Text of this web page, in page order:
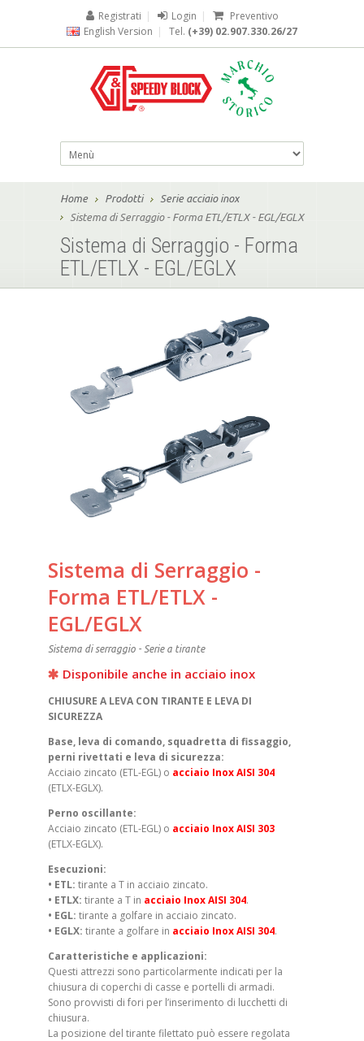
Registrati | Login |
Preventivo
English Version | Tel. (+39) 02.907.330.26/27
Home Prodotti
Serie acciaio inox
Sistema di Serraggio - Forma ETL/ETLX - EGL/EGLX
Sistema di Serraggio - Forma
ETL/ETLX - EGL/EGLX
Sistema di Serraggio -
Forma ETL/ETLX -
EGL/EGLX
Sistema di serraggio - Serie a tirante
Disponibile anche in acciaio inox
CHIUSURE A LEVA CON TIRANTE E LEVA DI
SICUREZZA
Base, leva di comando, squadretta di fissaggio,
perni rivettati e leva di sicurezza:
Acciaio zincato (ETL-EGL) o acciaio Inox AISI 304
(ETLX-EGLX).
Perno oscillante:
Acciaio zincato (ETL-EGL) o acciaio Inox AISI 303
(ETLX-EGLX).
Esecuzioni:
• ETL: tirante a T in acciaio zincato.
• ETLX: tirante a T in acciaio Inox AISI 304.
• EGL: tirante a golfare in acciaio zincato.
• EGLX: tirante a golfare in acciaio Inox AISI 304.
Caratteristiche e applicazioni:
Questi attrezzi sono particolarmente indicati per la
chiusura di coperchi di casse e portelli di armadi.
Sono provvisti di fori per l’inserimento di lucchetti di
chiusura.
La posizione del tirante filettato può essere regolata